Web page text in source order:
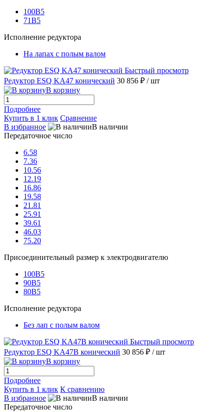
100B5
71B5
Исполнение редуктора
На лапах с полым валом
Быстрый просмотр
Редуктор ESQ KA47 конический 30 856 ₽ / шт
В корзину
Подробнее
Купить в 1 клик Сравнение
В избранное
В наличии
Передаточное число
6.58
7.36
10.56
12.19
16.86
19.58
21.81
25.91
39.61
46.03
75.20
Присоединительный размер к электродвигателю
100B5
90B5
80B5
Исполнение редуктора
Без лап с полым валом
Быстрый просмотр
Редуктор ESQ KA47B конический 30 856 ₽ / шт
В корзину
Подробнее
Купить в 1 клик К сравнению
В избранное
В наличии
Передаточное число